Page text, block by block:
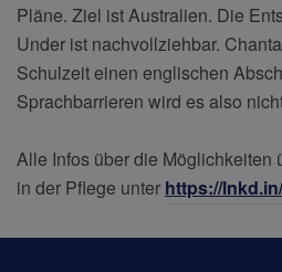
Pläne. Ziel ist Australien. Die
Under ist nachvollziehbar.
Schulzeit einen englischen
Sprachbarrieren wird es also
Alle Infos über die Möglichkeiten
in der Pflege unter https://